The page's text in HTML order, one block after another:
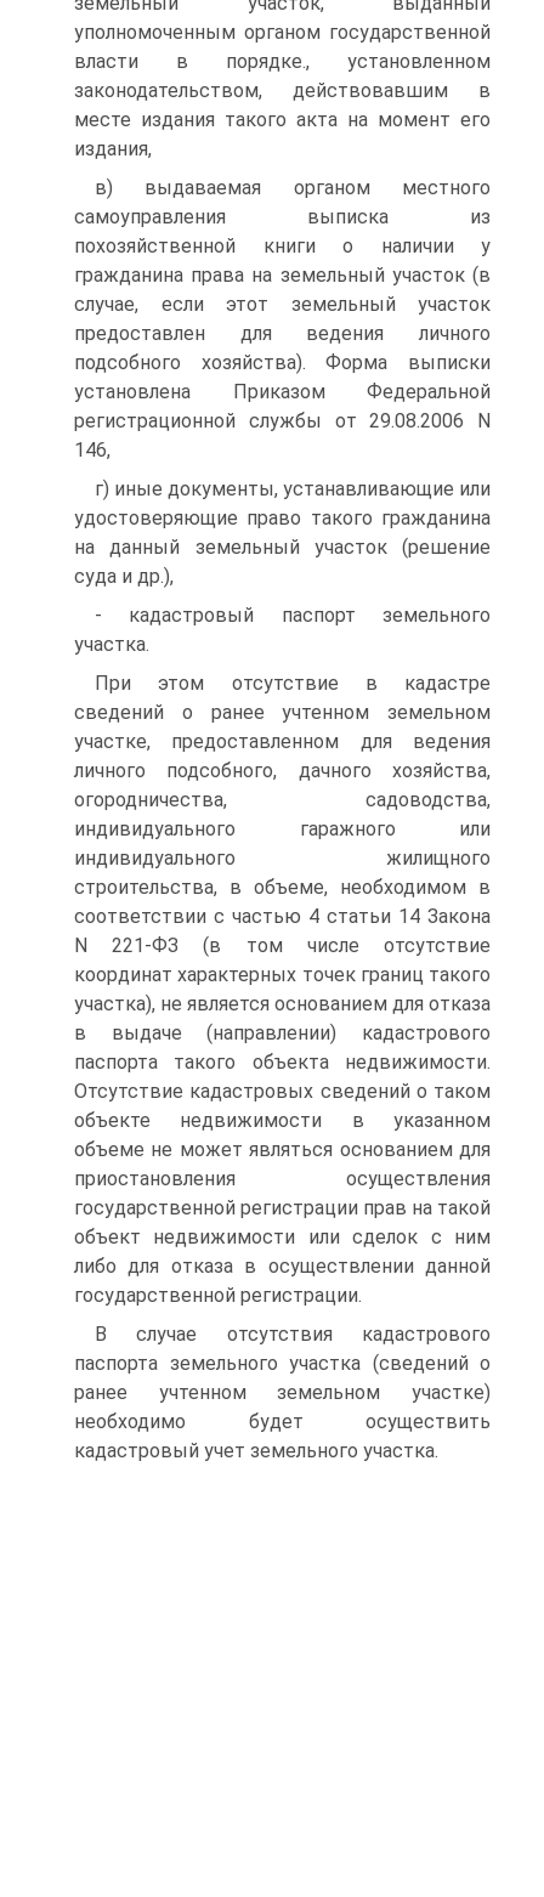
уполномоченным органом государственной
власти в порядке., установленном
законодательством, действовавшим в
месте издания такого акта на момент его
издания,
в) выдаваемая органом местного
самоуправления выписка из
похозяйственной книги о наличии у
гражданина права на земельный участок (в
случае, если этот земельный участок
предоставлен для ведения личного
подсобного хозяйства). Форма выписки
установлена Приказом Федеральной
регистрационной службы от 29.08.2006 N
146,
г) иные документы, устанавливающие или
удостоверяющие право такого гражданина
на данный земельный участок (решение
суда и др.),
- кадастровый паспорт земельного
участка.
При этом отсутствие в кадастре
сведений о ранее учтенном земельном
участке, предоставленном для ведения
личного подсобного, дачного хозяйства,
огородничества, садоводства,
индивидуального гаражного или
индивидуального жилищного
строительства, в объеме, необходимом в
соответствии с частью 4 статьи 14 Закона
N 221-ФЗ (в том числе отсутствие
координат характерных точек границ такого
участка), не является основанием для отказа
в выдаче (направлении) кадастрового
паспорта такого объекта недвижимости.
Отсутствие кадастровых сведений о таком
объекте недвижимости в указанном
объеме не может являться основанием для
приостановления осуществления
государственной регистрации прав на такой
объект недвижимости или сделок с ним
либо для отказа в осуществлении данной
государственной регистрации.
В случае отсутствия кадастрового
паспорта земельного участка (сведений о
ранее учтенном земельном участке)
необходимо будет осуществить
кадастровый учет земельного участка.